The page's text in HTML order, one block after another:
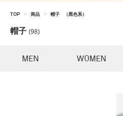
TOP > 商品 > 帽子 （黑色系）
帽子 (98)
MEN WOMEN